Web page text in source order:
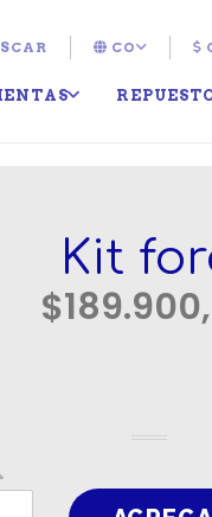
CO
Kit